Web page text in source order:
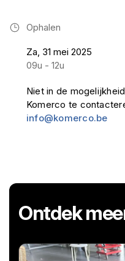
Ophalen
Za, 31 mei 2025
09u - 12u
Niet in de
Komerco te
info@komerco.be
Ontdek